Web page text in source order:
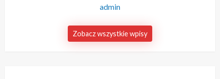
admin
Zobacz wszystkie wpisy